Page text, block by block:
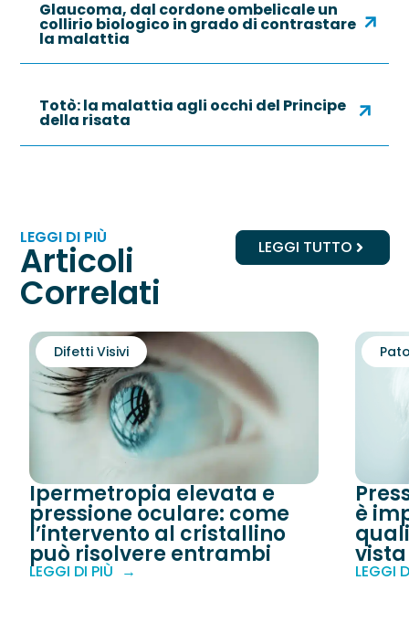
Glaucoma, dal cordone ombelicale un
collirio biologico in grado di contrastare
la malattia
Totò: la malattia agli occhi del Principe
della risata
LEGGI DI PIÙ
Articoli
Correlati
LEGGI TUTTO
Ipermetropia elevata e
pressione oculare: come
l’intervento al cristallino
può risolvere entrambi
Difetti Visivi
LEGGI DI PIÙ
è
vista
LEGGI